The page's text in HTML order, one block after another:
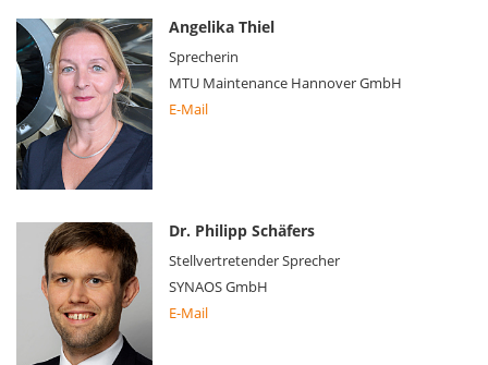
Angelika Thiel
Sprecherin
MTU Maintenance Hannover GmbH
E-Mail
Dr. Philipp Schäfers
Stellvertretender Sprecher
SYNAOS GmbH
E-Mail